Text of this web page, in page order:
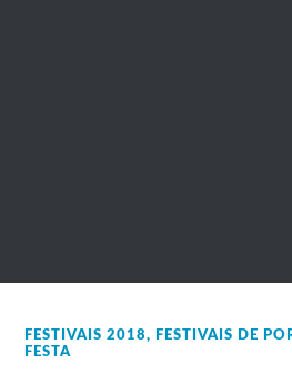
FESTIVAIS 2018, FESTIVAIS DE
FESTA